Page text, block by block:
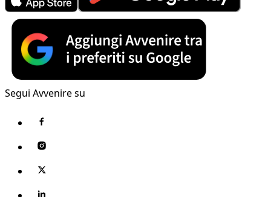
Segui Avvenire su